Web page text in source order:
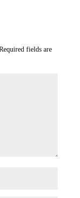
fields are